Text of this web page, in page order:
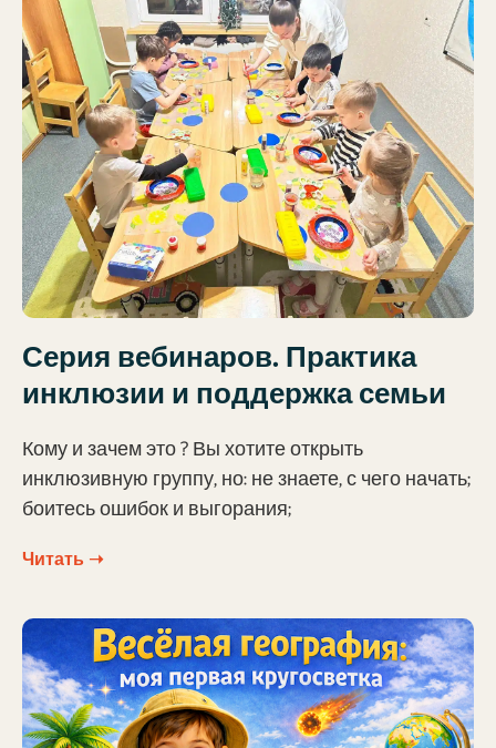
Серия вебинаров. Практика
инклюзии и поддержка семьи
Кому и зачем это ? Вы хотите открыть
инклюзивную группу, но: не знаете, с чего начать;
боитесь ошибок и выгорания;
Читать ➝